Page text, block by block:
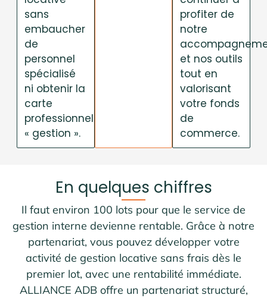
sans
embaucher
de
personnel
spécialisé
ni obtenir la
carte
professionnelle
« gestion ».
profiter de
notre
et nos outils
tout en
valorisant
votre fonds
de
commerce.
En quelques chiffres
Il faut environ 100 lots pour que le service de
gestion interne devienne rentable. Grâce à notre
partenariat, vous pouvez développer votre
activité de gestion locative sans frais dès le
premier lot, avec une rentabilité immédiate.
ALLIANCE ADB offre un partenariat structuré,